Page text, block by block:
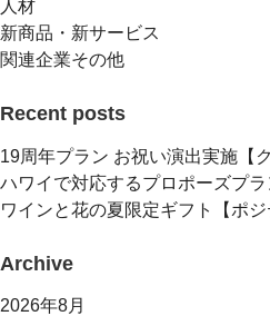
人材
新商品・新サービス
関連企業その他
Recent posts
19周年プラン お祝い演出実施【
ハワイで対応するプロポーズプラ
ワインと花の夏限定ギフト【ポ
Archive
2026年8月